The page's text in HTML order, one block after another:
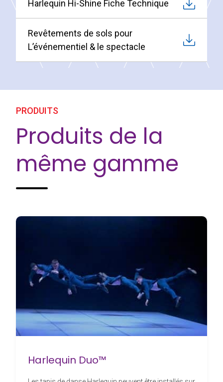
Harlequin Hi-Shine Fiche Technique
Revêtements de sols pour
L’événementiel & le spectacle
PRODUITS
Produits de la
même gamme
Harlequin Duo™